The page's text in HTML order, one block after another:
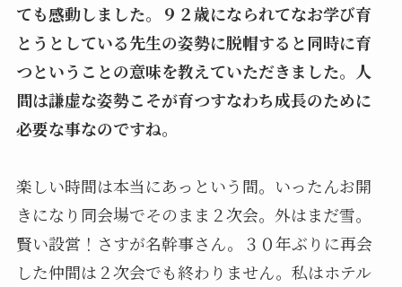
ても感動しました。９２歳になられてなお学び育
とうとしている先生の姿勢に脱帽すると同時に育
つということの意味を教えていただきました。人
間は謙虚な姿勢こそが育つすなわち成長のために
必要な事なのですね。
楽しい時間は本当にあっという間。いったんお開
きになり同会場でそのまま２次会。外はまだ雪。
賢い設営！さすが名幹事さん。３０年ぶりに再会
した仲間は２次会でも終わりません。私はホテル